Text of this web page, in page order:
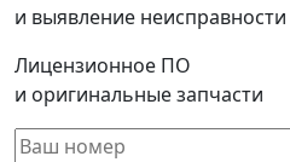
и выявление неисправности
Лицензионное ПО
и оригинальные запчасти